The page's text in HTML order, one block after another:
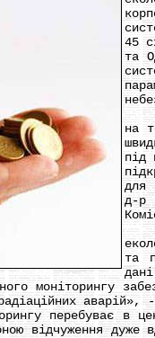
45
та
«І
на
під
для
д-р
та
моніторингу
перебуває в
відчуження